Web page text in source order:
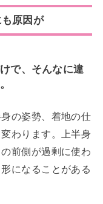
原因が
で、そんなに違
の姿勢、着地の仕
わります。上半身
前側が過剰に使わ
になることがある